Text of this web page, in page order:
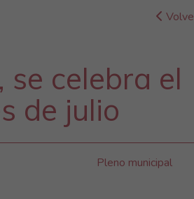
se celebra el
de julio
Pleno municipal